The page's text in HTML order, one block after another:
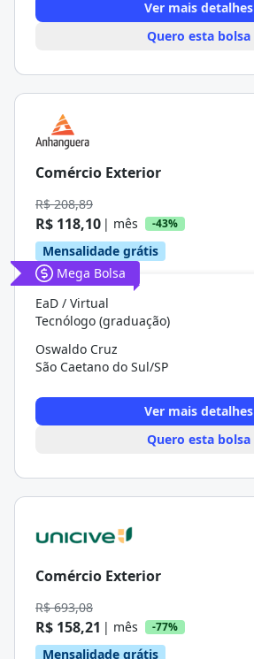
Ver mais detalhes
Quero esta bolsa
Comércio Exterior
R$ 208,89
R$ 118,10 | mês -43%
Mensalidade grátis
Mega Bolsa
EaD / Virtual
Tecnólogo (graduação)
Oswaldo Cruz
São Caetano do Sul/SP
Ver mais detalhes
Quero esta bolsa
Comércio Exterior
R$ 693,08
R$ 158,21 | mês -77%
Mensalidade grátis